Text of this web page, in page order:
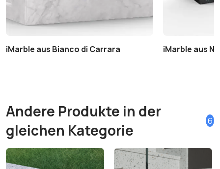
iMarble aus Bianco di Carrara iMarble aus
Andere Produkte in der
gleichen Kategorie
6